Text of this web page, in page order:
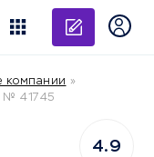
компании »
№ 41745
4.9